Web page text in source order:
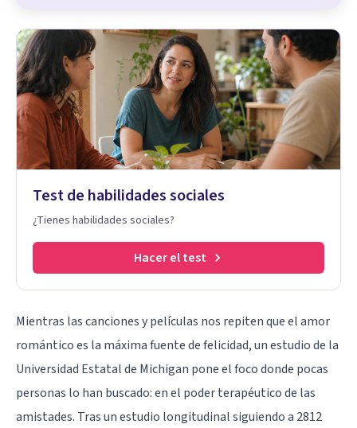
Test de habilidades sociales
¿Tienes habilidades sociales?
Hacer el test
Mientras las canciones y películas nos repiten que el amor
romántico es la máxima fuente de felicidad, un estudio de la
Universidad Estatal de Michigan pone el foco donde pocas
personas lo han buscado: en el poder terapéutico de las
amistades. Tras un estudio longitudinal siguiendo a 2812